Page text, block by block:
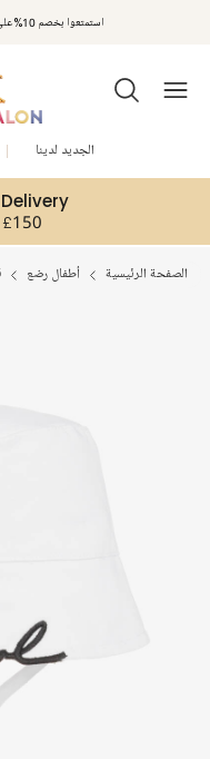
استمتعوا بخصم 10% على طلبيتكم الأولى كهدية ترحيب. سجلوا من هنا
الجديد لدينا
الصفحة الرئيسية أطفال رضع